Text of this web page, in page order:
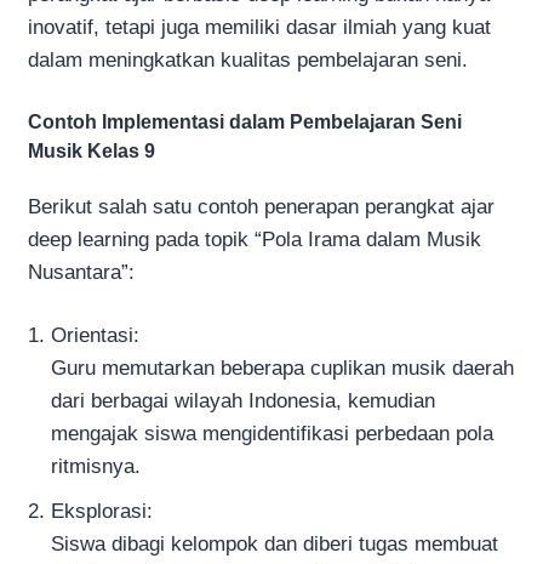
inovatif, tetapi juga memiliki dasar ilmiah yang kuat
dalam meningkatkan kualitas pembelajaran seni.
Contoh Implementasi dalam Pembelajaran Seni
Musik Kelas 9
Berikut salah satu contoh penerapan perangkat ajar
deep learning pada topik “Pola Irama dalam Musik
Nusantara”:
Orientasi:
Guru memutarkan beberapa cuplikan musik daerah
dari berbagai wilayah Indonesia, kemudian
mengajak siswa mengidentifikasi perbedaan pola
ritmisnya.
Eksplorasi:
Siswa dibagi kelompok dan diberi tugas membuat